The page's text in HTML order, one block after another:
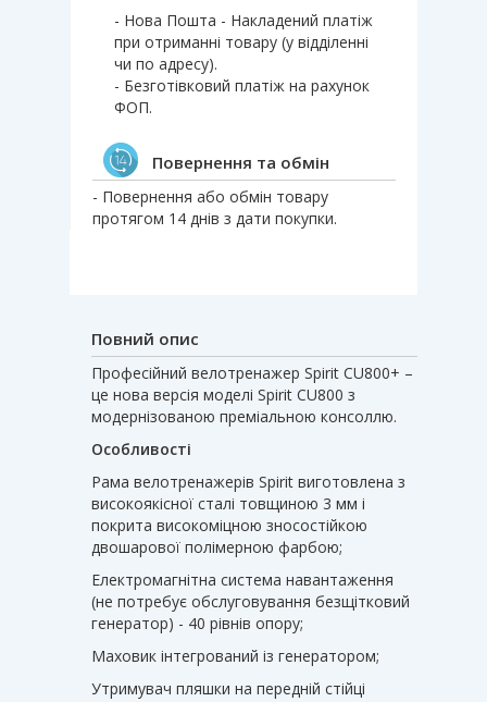
- Нова Пошта - Накладений платіж
при отриманні товару (у відділенні
чи по адресу).
- Безготівковий платіж на рахунок
ФОП.
Повернення та обмін
- Повернення або обмін товару
протягом 14 днів з дати покупки.
Повний опис
Професійний велотренажер Spirit CU800+ –
це нова версія моделі Spirit CU800 з
модернізованою преміальною консоллю.
Особливості
Рама велотренажерів Spirit виготовлена ​​з
високоякісної сталі товщиною 3 мм і
покрита високоміцною зносостійкою
двошарової полімерною фарбою;
Електромагнітна система навантаження
(не потребує обслуговування безщітковий
генератор) - 40 рівнів опору;
Маховик інтегрований із генератором;
Утримувач пляшки на передній стійці